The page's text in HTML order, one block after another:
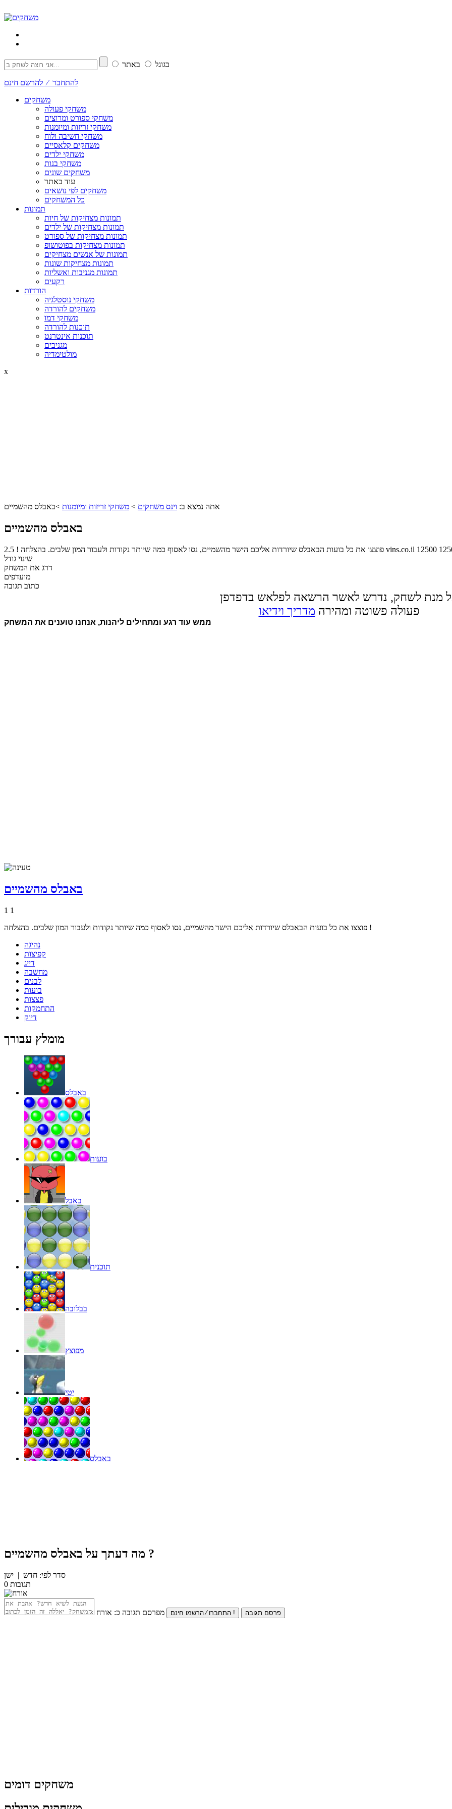
בגוגל באתר
להתחבר ⁄ להרשם חינם
משחקים
משחקי פעולה
משחקי ספורט ומרוצים
משחקי זריזות ומיומנות
משחקי חשיבה ולוח
משחקים קלאסיים
משחקי ילדים
משחקי בנות
משחקים שונים
עוד באתר
משחקים לפי נושאים
כל המשחקים
תמונות
תמונות מצחיקות של חיות
תמונות מצחיקות של ילדים
תמונות מצחיקות של ספורט
תמונות מצחיקות בפוטושופ
תמונות של אנשים מצחיקים
תמונות מצחיקות שונות
תמונות מגניבות ואשליות
רקעים
הורדות
משחקי נוסטלגיה
משחקים להורדה
משחקי דמו
תוכנות להורדה
תוכנות אינטרנט
מגניבים
מולטימדיה
x
אתה נמצא ב: וינס משחקים > משחקי זריזות ומיומנות >באבלס מהשמיים
באבלס מהשמיים
פוצצו את כל בועות הבאבלס שיורדות אליכם הישר מהשמיים, נסו לאסוף כמה שיותר נקודות ולעבור המון שלבים. בהצלחה ! 2.5 vins.co.il 12500
שינוי גודל
דרג את המשחק
מועדפים
כתוב תגובה
מנת לשחק, נדרש לאשר הרשאה לפלאש בדפדפן
פעולה פשוטה ומהירה מדריך וידיאו
ממש עוד רגע ומתחילים ליהנות, אנחנו טוענים את המשחק
באבלס מהשמיים
1 1
פוצצו את כל בועות הבאבלס שיורדות אליכם הישר מהשמיים, נסו לאסוף כמה שיותר נקודות ולעבור המון שלבים. בהצלחה !
נהיגה
קפיצות
דייג
מחשבה
לבנים
בועות
פצצות
התחמקות
דיוק
מומלץ עבורך
באבלס
בועות
באבל
תוכנית
בבלובה
מפוצץ
יטי
באבלס
מה דעתך על באבלס מהשמיים ?
סדר לפי: חדש | ישן
0 תגובות
מפרסם תגובה כ: אורח התחברו ⁄ הרשמו חינם ! פרסם תגובה
משחקים דומים